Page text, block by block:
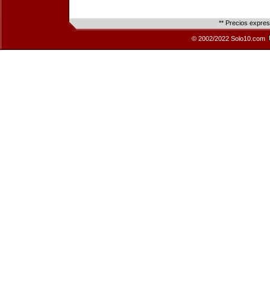
** Precios
© 2002/2022 Solo10.com